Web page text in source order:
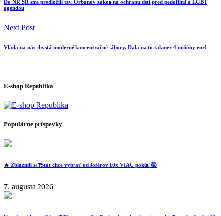
Do NR SR sme predložili tzv. Orbánov zákon na ochranu detí pred pedofilmi a LGBT
agendou
Next Post
Vláda na nás chystá moderné koncentračné tábory. Dala na to takmer 4 milióny eur!
E-shop Republika
Populárne príspevky
🔥 Zbláznili sa❓️Štát chce vybrať od šoférov 10x VIAC pokúť 🤯
7. augusta 2026